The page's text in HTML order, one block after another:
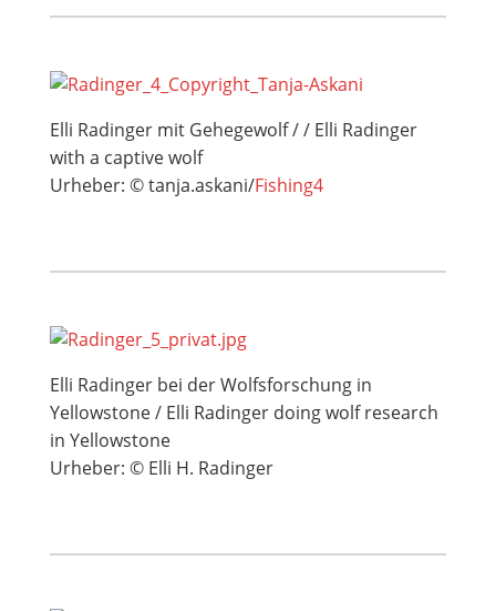
Elli Radinger mit Gehegewolf / / Elli Radinger
with a captive wolf
Urheber: © tanja.askani/Fishing4
Elli Radinger bei der Wolfsforschung in
Yellowstone / Elli Radinger doing wolf research
in Yellowstone
Urheber: © Elli H. Radinger